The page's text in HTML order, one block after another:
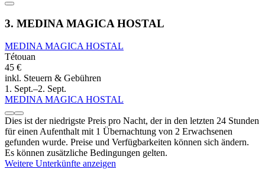
3. MEDINA MAGICA HOSTAL
MEDINA MAGICA HOSTAL
Tétouan
45 €
inkl. Steuern & Gebühren
1. Sept.–2. Sept.
MEDINA MAGICA HOSTAL
Dies ist der niedrigste Preis pro Nacht, der in den letzten 24 Stunden
für einen Aufenthalt mit 1 Übernachtung von 2 Erwachsenen
gefunden wurde. Preise und Verfügbarkeiten können sich ändern.
Es können zusätzliche Bedingungen gelten.
Weitere Unterkünfte anzeigen